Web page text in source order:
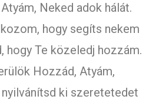
Neked adok hálát.
hogy segíts nekem
hogy Te közeledj hozzám.
Hozzád, Atyám,
ki szeretetedet